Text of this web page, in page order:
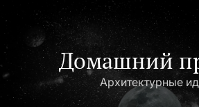
содержимому
Домашний
Архитектурные